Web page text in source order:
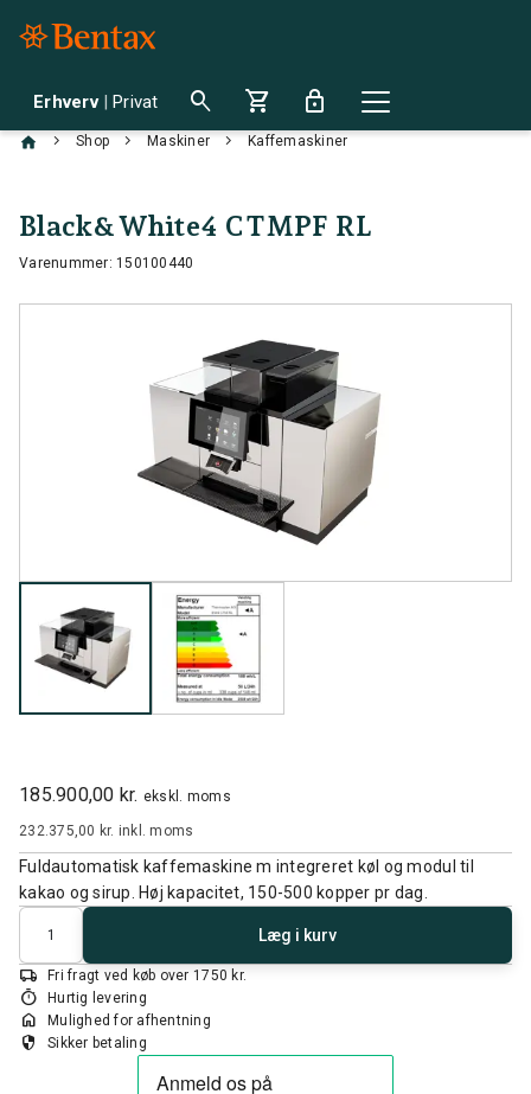
Erhverv | Privat search shopping_cart lock
chevron_right Shop chevron_right Maskiner chevron_right Kaffemaskiner
Black&White4 CTMPF RL
Varenummer: 150100440
185.900,00 kr. ekskl. moms
232.375,00 kr. inkl. moms
Fuldautomatisk kaffemaskine m integreret køl og modul til
kakao og sirup. Høj kapacitet, 150-500 kopper pr dag.
Antal
Læg i kurv
local_shipping Fri fragt ved køb over 1750 kr.
timer Hurtig levering
home Mulighed for afhentning
security Sikker betaling